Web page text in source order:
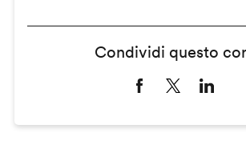
Condividi questo